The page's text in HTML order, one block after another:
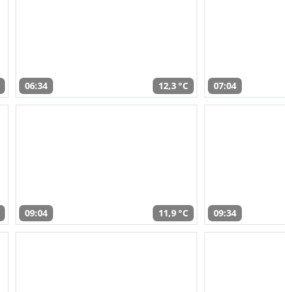
06:34 12,3 °C 07:04
09:04 11,9 °C 09:34